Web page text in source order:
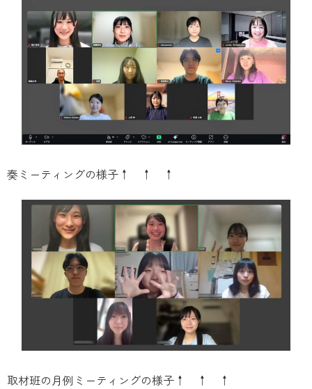
奏ミーティングの様子↑ ↑ ↑
取材班の月例ミーティングの様子↑ ↑ ↑